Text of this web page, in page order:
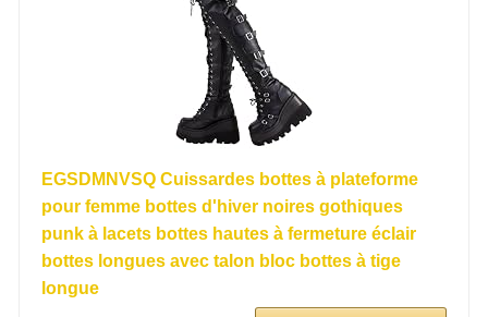
EGSDMNVSQ Cuissardes bottes à plateforme
pour femme bottes d'hiver noires gothiques
punk à lacets bottes hautes à fermeture éclair
bottes longues avec talon bloc bottes à tige
longue